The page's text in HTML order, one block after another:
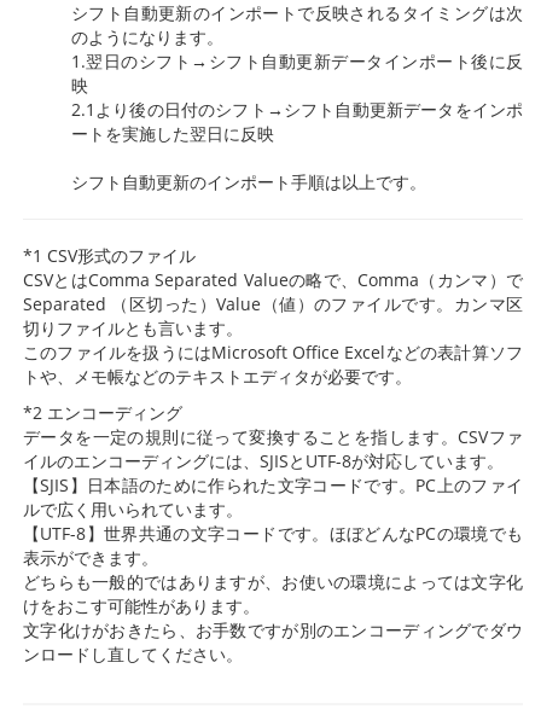
シフト自動更新のインポートで反映されるタイミングは次
のようになります。
1.翌日のシフト→シフト自動更新データインポート後に反
映
2.1より後の日付のシフト→シフト自動更新データをインポ
ートを実施した翌日に反映
シフト自動更新のインポート手順は以上です。
*1 CSV形式のファイル
CSVとはComma Separated Valueの略で、Comma（カンマ）で
Separated （区切った）Value（値）のファイルです。カンマ区
切りファイルとも言います。
このファイルを扱うにはMicrosoft Office Excelなどの表計算ソフ
トや、メモ帳などのテキストエディタが必要です。
*2 エンコーディング
データを一定の規則に従って変換することを指します。CSVファ
イルのエンコーディングには、SJISとUTF-8が対応しています。
【SJIS】日本語のために作られた文字コードです。PC上のファイ
ルで広く用いられています。
【UTF-8】世界共通の文字コードです。ほぼどんなPCの環境でも
表示ができます。
どちらも一般的ではありますが、お使いの環境によっては文字化
けをおこす可能性があります。
文字化けがおきたら、お手数ですが別のエンコーディングでダウ
ンロードし直してください。